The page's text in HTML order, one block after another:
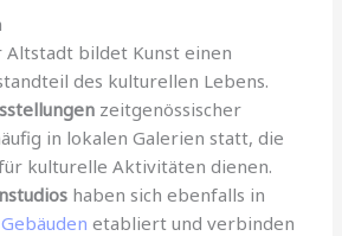
Altstadt bildet Kunst einen
des kulturellen Lebens.
zeitgenössischer
in lokalen Galerien statt, die
kulturelle Aktivitäten dienen.
haben sich ebenfalls in
etabliert und verbinden